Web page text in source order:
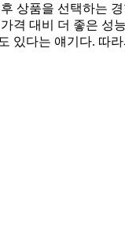
상품을 선택하는
격 대비 더 좋은
있다는 얘기다. 따